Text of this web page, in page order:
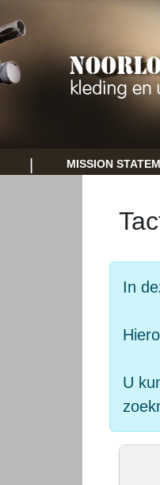
MISSION
In
U